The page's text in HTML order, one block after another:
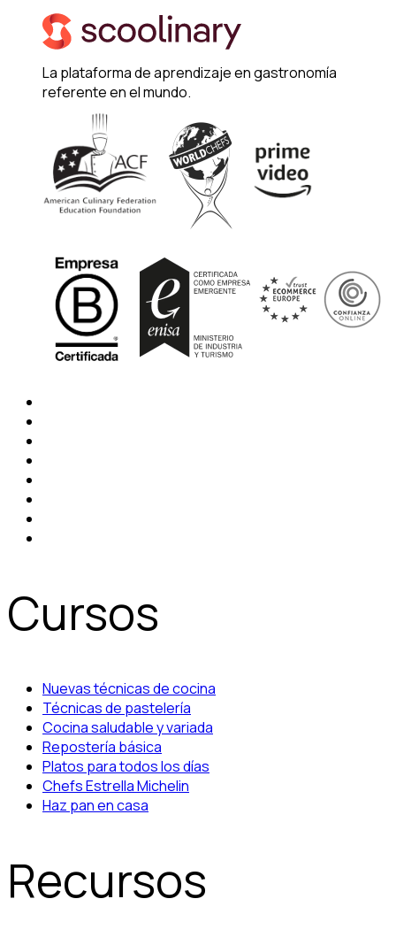
La plataforma de aprendizaje en gastronomía
referente en el mundo.
Cursos
Nuevas técnicas de cocina
Técnicas de pastelería
Cocina saludable y variada
Repostería básica
Platos para todos los días
Chefs Estrella Michelin
Haz pan en casa
Recursos